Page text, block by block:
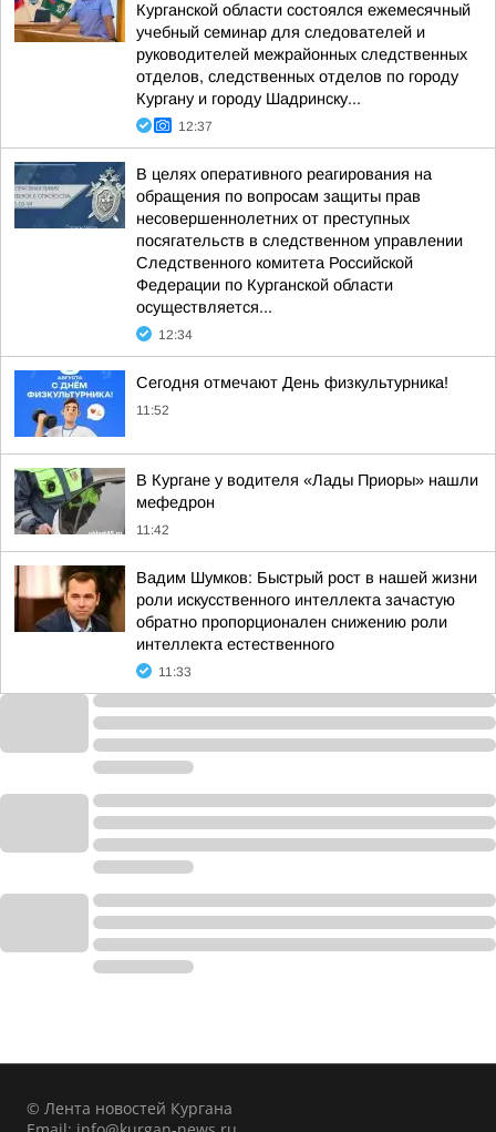
Курганской области состоялся ежемесячный
учебный семинар для следователей и
руководителей межрайонных следственных
отделов, следственных отделов по городу
Кургану и городу Шадринску...
12:37
В целях оперативного реагирования на
обращения по вопросам защиты прав
несовершеннолетних от преступных
посягательств в следственном управлении
Следственного комитета Российской
Федерации по Курганской области
осуществляется...
12:34
Сегодня отмечают День физкультурника!
11:52
В Кургане у водителя «Лады Приоры» нашли
мефедрон
11:42
Вадим Шумков: Быстрый рост в нашей жизни
роли искусственного интеллекта зачастую
обратно пропорционален снижению роли
интеллекта естественного
11:33
© Лента новостей Кургана